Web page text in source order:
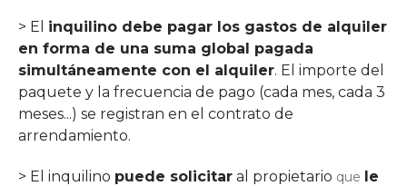
> El inquilino debe pagar los gastos de alquiler
en forma de una suma global pagada
simultáneamente con el alquiler. El importe del
paquete y la frecuencia de pago (cada mes, cada 3
meses...) se registran en el contrato de
arrendamiento.
> El inquilino puede solicitar al propietario que le